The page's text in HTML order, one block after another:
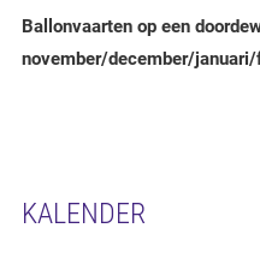
Ballonvaarten op een
november/december/
KALENDER